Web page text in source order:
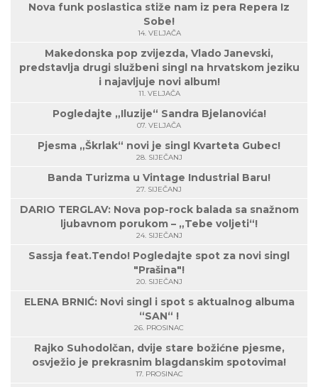
Nova funk poslastica stiže nam iz pera Repera Iz
Sobe!
14. VELJAČA
Makedonska pop zvijezda, Vlado Janevski,
predstavlja drugi službeni singl na hrvatskom jeziku
i najavljuje novi album!
11. VELJAČA
Pogledajte „Iluzije“ Sandra Bjelanovića!
07. VELJAČA
Pjesma „Škrlak“ novi je singl Kvarteta Gubec!
28. SIJEČANJ
Banda Turizma u Vintage Industrial Baru!
27. SIJEČANJ
DARIO TERGLAV: Nova pop-rock balada sa snažnom
ljubavnom porukom – „Tebe voljeti“!
24. SIJEČANJ
Sassja feat.Tendo! Pogledajte spot za novi singl
"Prašina"!
20. SIJEČANJ
ELENA BRNIĆ: Novi singl i spot s aktualnog albuma
“SAN“ !
26. PROSINAC
Rajko Suhodolčan, dvije stare božićne pjesme,
osvježio je prekrasnim blagdanskim spotovima!
17. PROSINAC